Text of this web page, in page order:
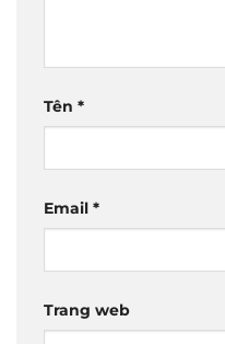
Tên *
Email *
Trang web